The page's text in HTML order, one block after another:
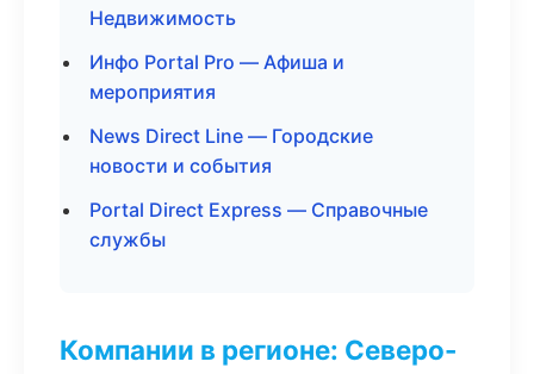
Недвижимость
Инфо Portal Pro — Афиша и
мероприятия
News Direct Line — Городские
новости и события
Portal Direct Express — Справочные
службы
Компании в регионе: Северо-